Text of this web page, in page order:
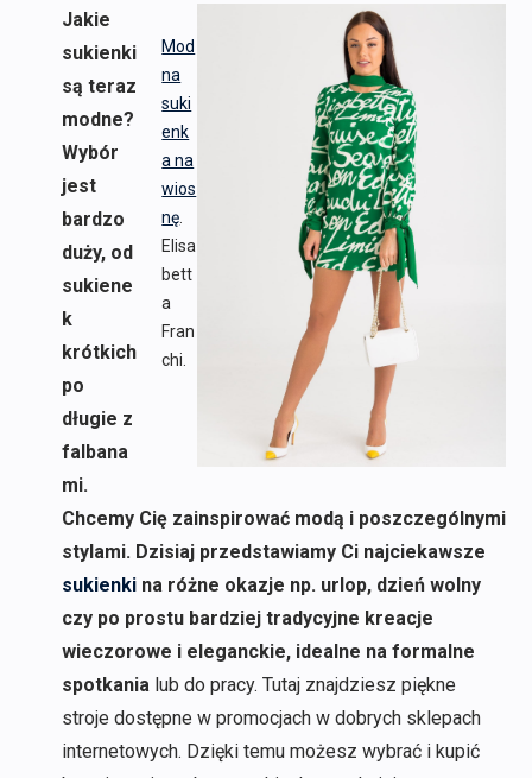
Mod
na
suki
enk
a na
wios
nę
Elisa
bett
a
Fran
chi.
Jakie
sukienki
są teraz
modne?
Wybór
jest
bardzo
duży, od
sukiene
k
krótkich
po
długie z
falbana
mi.
Chcemy Cię zainspirować modą i poszczególnymi
stylami. Dzisiaj przedstawiamy Ci najciekawsze
sukienkina różne okazje np. urlop, dzień wolny
czy po prostu bardziej tradycyjne kreacje
wieczorowe i eleganckie, idealne na formalne
spotkanialub do pracy. Tutaj znajdziesz piękne
stroje dostępne w promocjach w dobrych sklepach
internetowych. Dzięki temu możesz wybrać i kupić